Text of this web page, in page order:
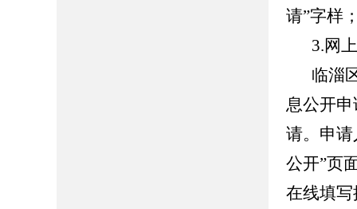
请”字样
3.网
临淄
息公开
请。申
公开”页
在线填